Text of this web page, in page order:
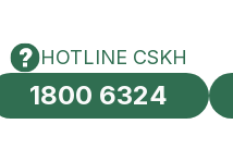
uy tín toàn cầu
HOTLINE CSKH
HOTLINE CSKH
1800 6324